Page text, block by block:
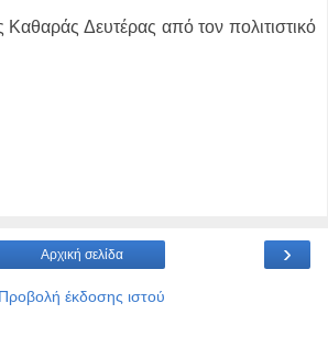
Δευτέρας από τον πολιτιστικό
›
Αρχική σελίδα
Προβολή έκδοσης ιστού